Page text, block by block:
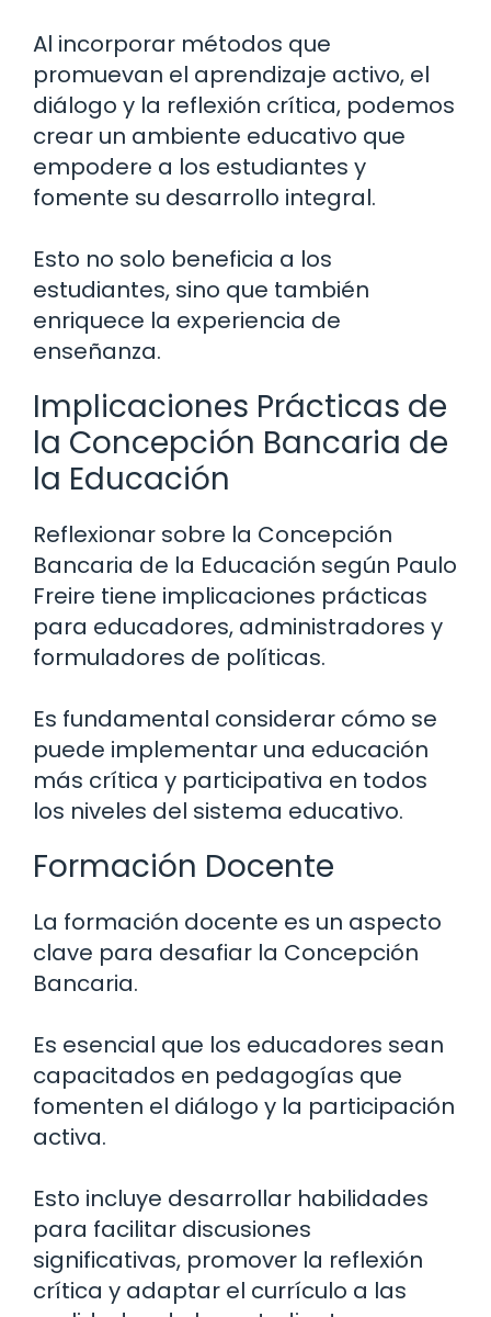
Al incorporar métodos que
promuevan el aprendizaje activo, el
diálogo y la reflexión crítica, podemos
crear un ambiente educativo que
empodere a los estudiantes y
fomente su desarrollo integral.
Esto no solo beneficia a los
estudiantes, sino que también
enriquece la experiencia de
enseñanza.
Implicaciones Prácticas de
la Concepción Bancaria de
la Educación
Reflexionar sobre la Concepción
Bancaria de la Educación según Paulo
Freire tiene implicaciones prácticas
para educadores, administradores y
formuladores de políticas.
Es fundamental considerar cómo se
puede implementar una educación
más crítica y participativa en todos
los niveles del sistema educativo.
Formación Docente
La formación docente es un aspecto
clave para desafiar la Concepción
Bancaria.
Es esencial que los educadores sean
capacitados en pedagogías que
fomenten el diálogo y la participación
activa.
Esto incluye desarrollar habilidades
para facilitar discusiones
significativas, promover la reflexión
crítica y adaptar el currículo a las